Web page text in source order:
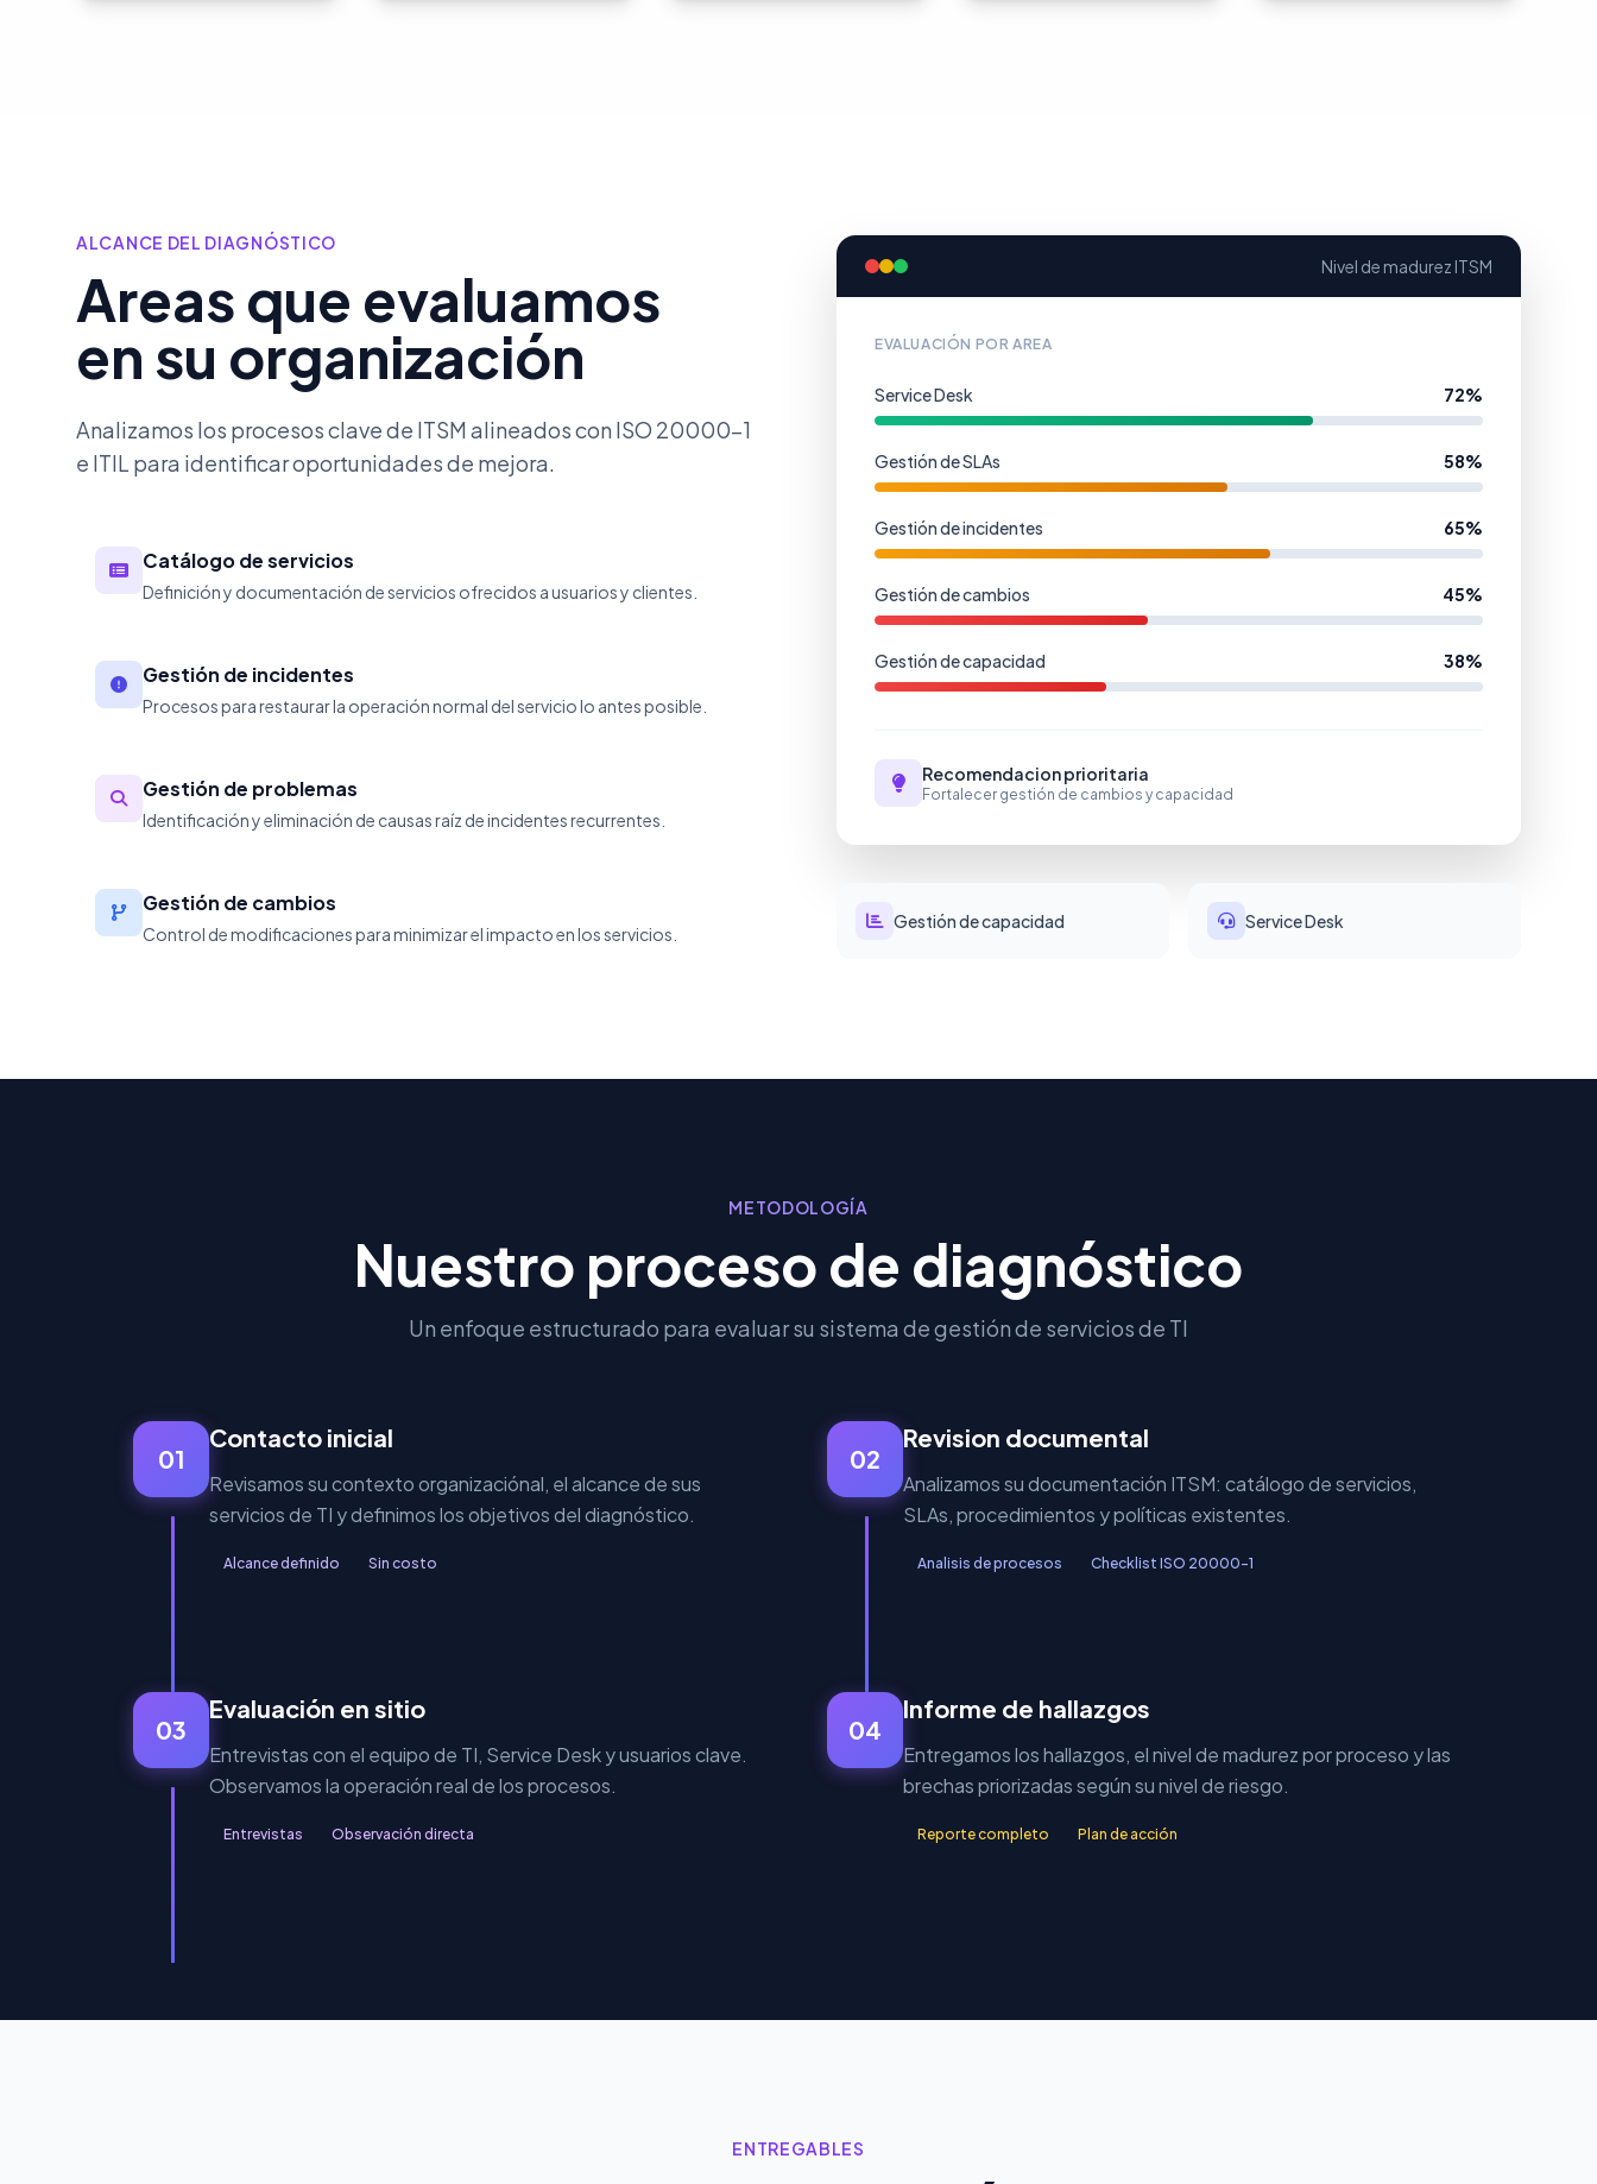
ALCANCE DEL DIAGNÓSTICO
Areas que evaluamos
en su organización
Analizamos los procesos clave de ITSM alineados con ISO 20000-1
e ITIL para identificar oportunidades de mejora.
Catálogo de servicios
Definición y documentación de servicios ofrecidos a usuarios y clientes.
Gestión de incidentes
Procesos para restaurar la operación normal del servicio lo antes posible.
Gestión de problemas
Identificación y eliminación de causas raíz de incidentes recurrentes.
Gestión de cambios
Control de modificaciones para minimizar el impacto en los servicios.
Nivel de madurez ITSM
EVALUACIÓN POR AREA
Service Desk 72%
Gestión de SLAs 58%
Gestión de incidentes 65%
Gestión de cambios 45%
Gestión de capacidad 38%
Recomendacion prioritaria
Fortalecer gestión de cambios y capacidad
Gestión de capacidad Service Desk
METODOLOGÍA
Nuestro proceso de diagnóstico
Un enfoque estructurado para evaluar su sistema de gestión de servicios de TI
01
Contacto inicial
Revisamos su contexto organizaciónal, el alcance de sus
servicios de TI y definimos los objetivos del diagnóstico.
Alcance definido Sin costo
02
Revision documental
Analizamos su documentación ITSM: catálogo de servicios,
SLAs, procedimientos y políticas existentes.
Analisis de procesos Checklist ISO 20000-1
03
Evaluación en sitio
Entrevistas con el equipo de TI, Service Desk y usuarios clave.
Observamos la operación real de los procesos.
Entrevistas Observación directa
04
Informe de hallazgos
Entregamos los hallazgos, el nivel de madurez por proceso y las
brechas priorizadas según su nivel de riesgo.
Reporte completo Plan de acción
ENTREGABLES